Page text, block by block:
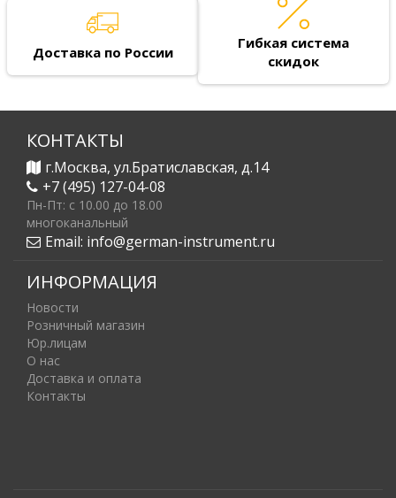
Доставка по России
Гибкая система
скидок
КОНТАКТЫ
г.Москва, ул.Братиславская, д.14
+7 (495) 127-04-08
Пн-Пт: c 10.00 до 18.00
многоканальный
Email: info@german-instrument.ru
ИНФОРМАЦИЯ
Новости
Розничный магазин
Юр.лицам
О нас
Доставка и оплата
Контакты